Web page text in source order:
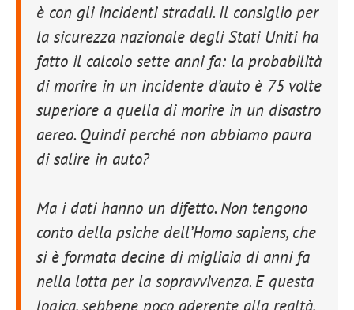
è con gli incidenti stradali. Il consiglio per
la sicurezza nazionale degli Stati Uniti ha
fatto il calcolo sette anni fa: la probabilità
di morire in un incidente d’auto è 75 volte
superiore a quella di morire in un disastro
aereo. Quindi perché non abbiamo paura
di salire in auto?
Ma i dati hanno un difetto. Non tengono
conto della psiche dell’Homo sapiens, che
si è formata decine di migliaia di anni fa
nella lotta per la sopravvivenza. E questa